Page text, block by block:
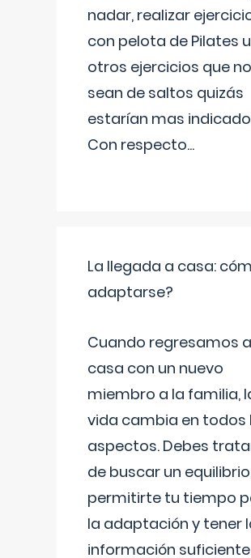
nadar, realizar
con pelota de Pilates u
otros ejercicios que no
sean de saltos quizás
estarían mas
Con respecto...
La llegada a casa:
adaptarse?
Cuando regresamos a
casa con un nuevo
miembro a la familia,
vida cambia en todos
aspectos. Debes
de buscar un
permitirte tu tiempo
la adaptación y tener
información suficiente